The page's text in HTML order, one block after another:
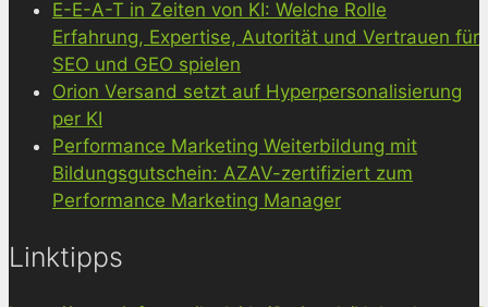
E-E-A-T in Zeiten von KI: Welche Rolle
Erfahrung, Expertise, Autorität und Vertrauen für
SEO und GEO spielen
Orion Versand setzt auf Hyperpersonalisierung
per KI
Performance Marketing Weiterbildung mit
Bildungsgutschein: AZAV-zertifiziert zum
Performance Marketing Manager
Linktipps